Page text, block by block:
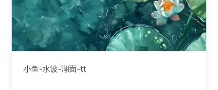
小鱼-水波-湖面-tt